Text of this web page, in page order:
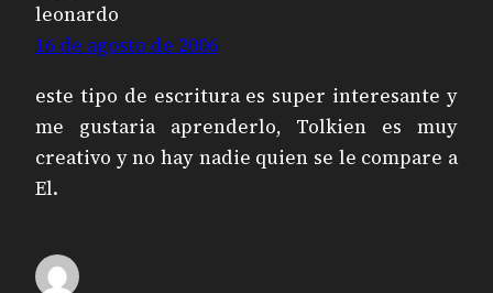
leonardo
16 de agosto de 2006
este tipo de escritura es super interesante y
me gustaria aprenderlo, Tolkien es muy
creativo y no hay nadie quien se le compare a
El.